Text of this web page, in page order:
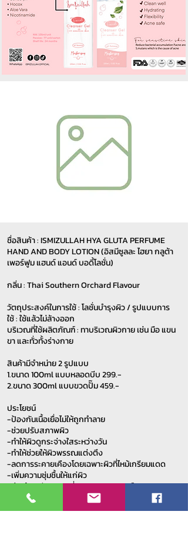
ชื่อสินค้า : ISMIZULLAH HYA GLUTA PERFUME
HAND AND BODY LOTION (อิสมีซูลละ ไฮยา กลูต้า
เพอร์ฟูม แฮนด์ แอนด์ บอดี้โลชั่น)
กลิ่น : Thai Southern Orchard Flavour
วัตถุประสงค์ในการใช้ : โลชั่นบำรุงผิว / รูปแบบการ
ใช้ : ใช้แล้วไม่ล้างออก
บริเวณที่ใช้ผลิตภัณฑ์ : ทาบริเวณผิวกาย เช่น มือ แขน
ขา และทั่วทั้งร่างกาย
สินค้ามีจำหน่าย 2 รูปแบบ
1.ขนาด 100ml แบบหลอดบีบ 299.-
2.ขนาด 300ml แบบขวดปั๊ม 459.-
ประโยชน์
-ป้องกันเนื้อเยื่อไม่ให้ถูกทำลาย
-ช่วยปรับสภาพผิว
-ทำให้ผิวดูกระจ่างใสระหว่างวัน
-ทำให้ช่วยให้ผิวพรรณแต่งตึง
-ลดการระคายเคืองโดยเฉพาะผิวที่ไหม้เกรียมแดด
-เพิ่มความชุ่มชื้นให้แก่ผิว
-ช่วยป้องกันการเปลี่ยนแปลงของเซลล์
-กลิ่นหอมติดทนนาน